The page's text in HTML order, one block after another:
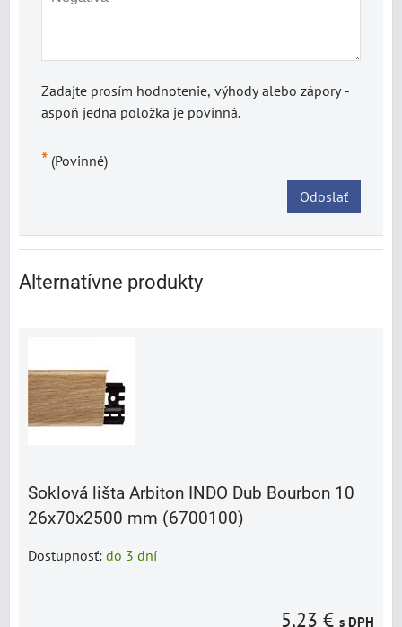
Zadajte prosím hodnotenie, výhody alebo zápory -
aspoň jedna položka je povinná.
* (Povinné)
Odoslať
Alternatívne produkty
Soklová lišta Arbiton INDO Dub Bourbon 10
26x70x2500 mm (6700100)
Dostupnosť: do 3 dní
5,23 € s DPH